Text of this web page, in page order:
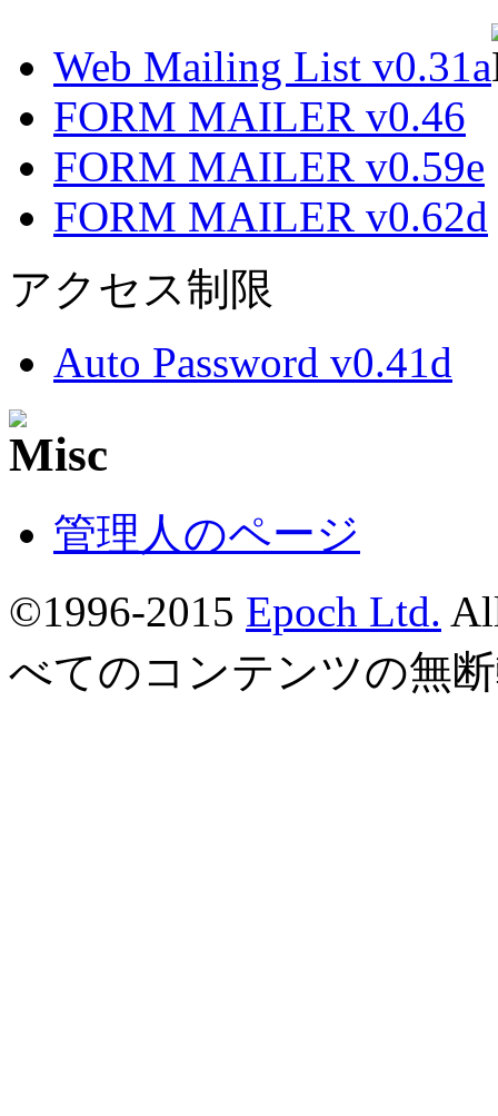
Web Mailing List v0.31a
FORM MAILER v0.46
FORM MAILER v0.59e
FORM MAILER v0.62d
アクセス制限
Auto Password v0.41d
管理人のページ
©1996-2015 Epoch Ltd.
べてのコンテンツの無